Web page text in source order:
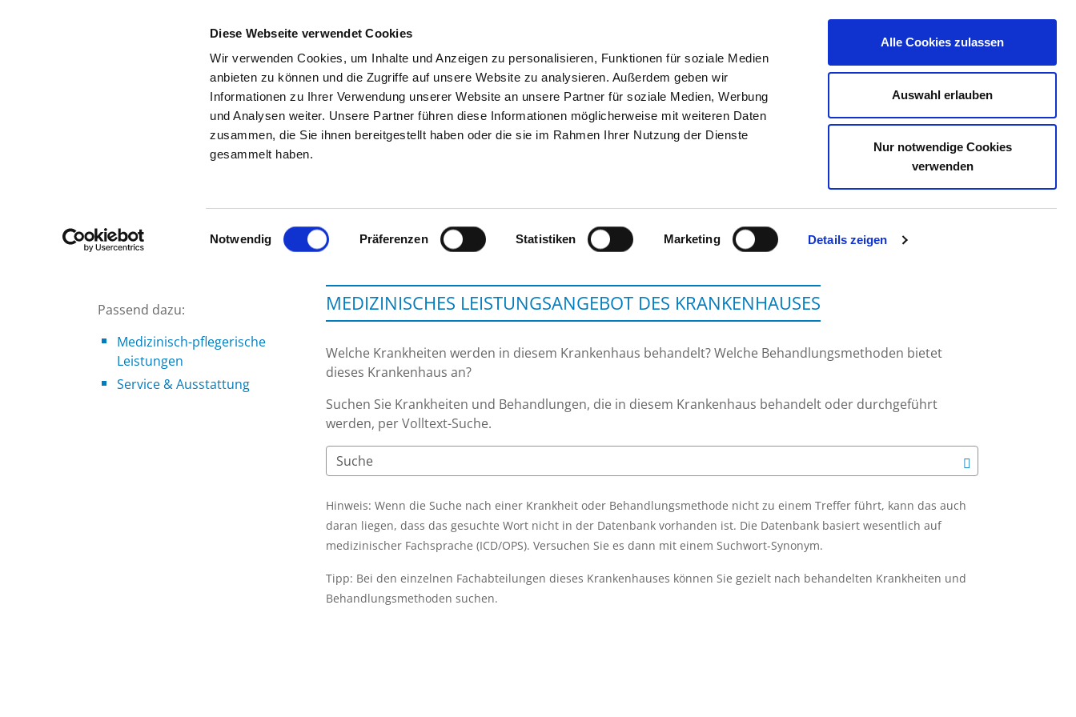
Diese Webseite verwendet Cookies
Wir verwenden Cookies, um Inhalte und Anzeigen zu personalisieren, Funktionen für soziale Medien
anbieten zu können und die Zugriffe auf unsere Website zu analysieren. Außerdem geben wir
Informationen zu Ihrer Verwendung unserer Website an unsere Partner für soziale Medien, Werbung
und Analysen weiter. Unsere Partner führen diese Informationen möglicherweise mit weiteren Daten
zusammen, die Sie ihnen bereitgestellt haben oder die sie im Rahmen Ihrer Nutzung der Dienste
gesammelt haben.
Einwilligungsauswahl
Notwendig Präferenzen Statistiken Marketing Details zeigen
Alle Cookies zulassen
Auswahl erlauben
Nur notwendige Cookies
verwenden
SUCHEN TIPPS & HILFE DAS DKV STELLENBÖRSE KONTAKT IHRE MEINUNG
Zur Krankenhaus-Startseite
Passend dazu:
Medizinisch-pflegerische
Leistungen
Service & Ausstattung
MEDIZINISCHES LEISTUNGSANGEBOT DES KRANKENHAUSES
Welche Krankheiten werden in diesem Krankenhaus behandelt? Welche Behandlungsmethoden bietet
dieses Krankenhaus an?
Suchen Sie Krankheiten und Behandlungen, die in diesem Krankenhaus behandelt oder durchgeführt
werden, per Volltext-Suche.
Hinweis: Wenn die Suche nach einer Krankheit oder Behandlungsmethode nicht zu einem Treffer führt, kann das auch
daran liegen, dass das gesuchte Wort nicht in der Datenbank vorhanden ist. Die Datenbank basiert wesentlich auf
medizinischer Fachsprache (ICD/OPS). Versuchen Sie es dann mit einem Suchwort-Synonym.
Tipp: Bei den einzelnen Fachabteilungen dieses Krankenhauses können Sie gezielt nach behandelten Krankheiten und
Behandlungsmethoden suchen.